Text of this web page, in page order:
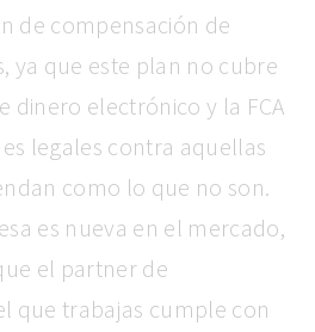
de compensación de
ya que este plan no cubre
dinero electrónico y la FCA
legales contra aquellas
como lo que no son.
es nueva en el mercado,
el partner de
que trabajas cumple con